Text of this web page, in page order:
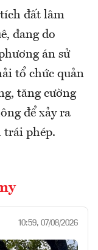
đất lâm
đang do
án sử
tổ chức quản
tăng cường
để xảy ra
phép.
10:59, 07/08/2026